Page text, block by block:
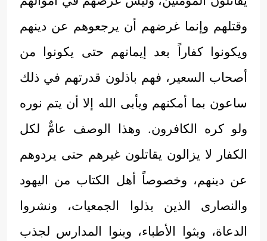
وقتلهم وإنما غرضهم أن يرجعوهم عن دينهم
ويكونوا كفاراً بعد إيمانهم حتى يكونوا من
أصحاب السعير، فهم باذلون قدرتهم في ذلك
ساعون بما أمكنهم ويأبى الله إلا أن يتم نوره
ولو كره الكافرون. وهذا الوصف عامٌّ لكل
الكفار لا يزالون يقاتلون غيرهم حتى يردوهم
عن دينهم، وخصوصاً أهل الكتاب من اليهود
والنصارى الذين بذلوا الجمعيات، ونشروا
الدعاة، وبثوا الأطباء، وبنوا المدارس لجذب